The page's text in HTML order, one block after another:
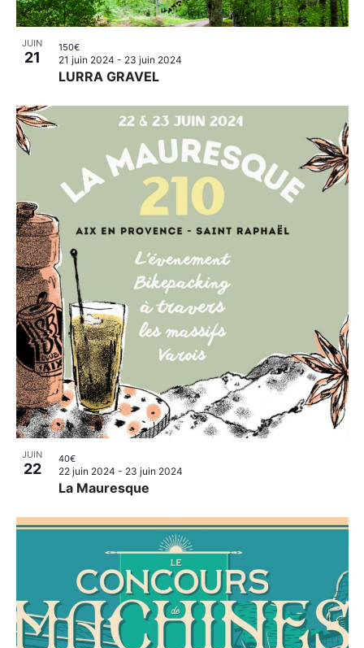
JUIN
21
LURRA GRAVEL
21 juin 2024 - 23 juin 2024
150€
JUIN
22
La Mauresque
22 juin 2024 - 23 juin 2024
40€